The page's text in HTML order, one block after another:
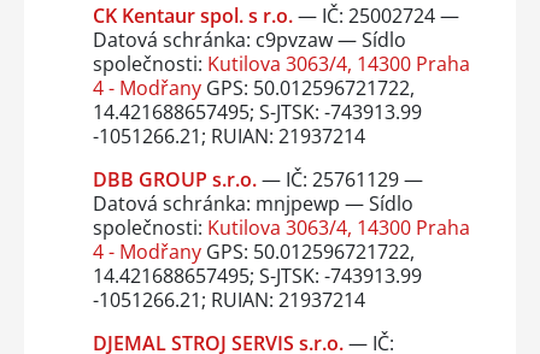
CK Kentaur spol. s r.o.— IČ: 25002724 —
Datová schránka: c9pvzaw — Sídlo
společnosti: Kutilova 3063/4, 14300 Praha
4 - ModřanyGPS: 50.012596721722,
14.421688657495; S-JTSK: -743913.99
-1051266.21; RUIAN: 21937214
DBB GROUP s.r.o.— IČ: 25761129 —
Datová schránka: mnjpewp — Sídlo
společnosti: Kutilova 3063/4, 14300 Praha
4 - ModřanyGPS: 50.012596721722,
14.421688657495; S-JTSK: -743913.99
-1051266.21; RUIAN: 21937214
DJEMAL STROJ SERVIS s.r.o.— IČ: